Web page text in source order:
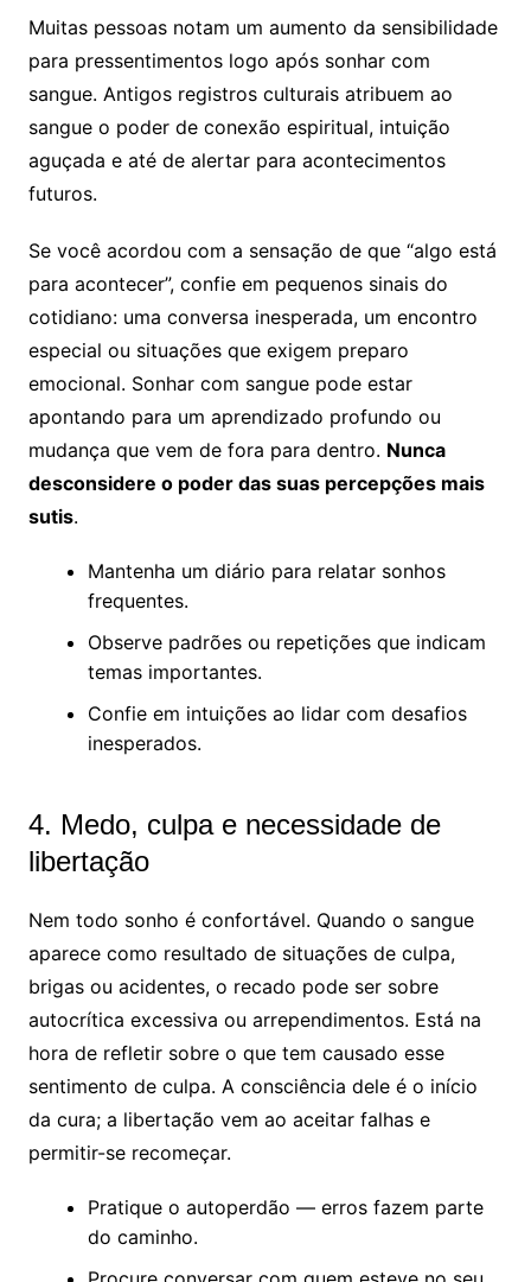
Muitas pessoas notam um aumento da sensibilidade
para pressentimentos logo após sonhar com
sangue. Antigos registros culturais atribuem ao
sangue o poder de conexão espiritual, intuição
aguçada e até de alertar para acontecimentos
futuros.
Se você acordou com a sensação de que “algo está
para acontecer”, confie em pequenos sinais do
cotidiano: uma conversa inesperada, um encontro
especial ou situações que exigem preparo
emocional. Sonhar com sangue pode estar
apontando para um aprendizado profundo ou
mudança que vem de fora para dentro. Nunca
desconsidere o poder das suas percepções mais
sutis.
Mantenha um diário para relatar sonhos
frequentes.
Observe padrões ou repetições que indicam
temas importantes.
Confie em intuições ao lidar com desafios
inesperados.
4. Medo, culpa e necessidade de
libertação
Nem todo sonho é confortável. Quando o sangue
aparece como resultado de situações de culpa,
brigas ou acidentes, o recado pode ser sobre
autocrítica excessiva ou arrependimentos. Está na
hora de refletir sobre o que tem causado esse
sentimento de culpa. A consciência dele é o início
da cura; a libertação vem ao aceitar falhas e
permitir-se recomeçar.
Pratique o autoperdão — erros fazem parte
do caminho.